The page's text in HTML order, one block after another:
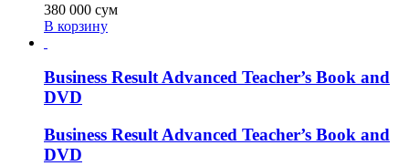
380 000 сум
В корзину
Business Result Advanced Teacher’s Book and
DVD
Business Result Advanced Teacher’s Book and
DVD